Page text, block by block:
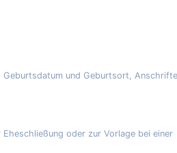
Geburtsdatum und Geburtsort,
oder zur Vorlage bei einer